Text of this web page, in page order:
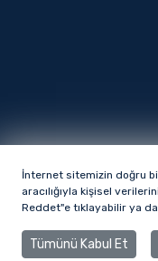
İnternet sitemizin doğru
aracılığıyla kişisel
Reddet"e tıklayabilir ya
Tümünü Kabul Et